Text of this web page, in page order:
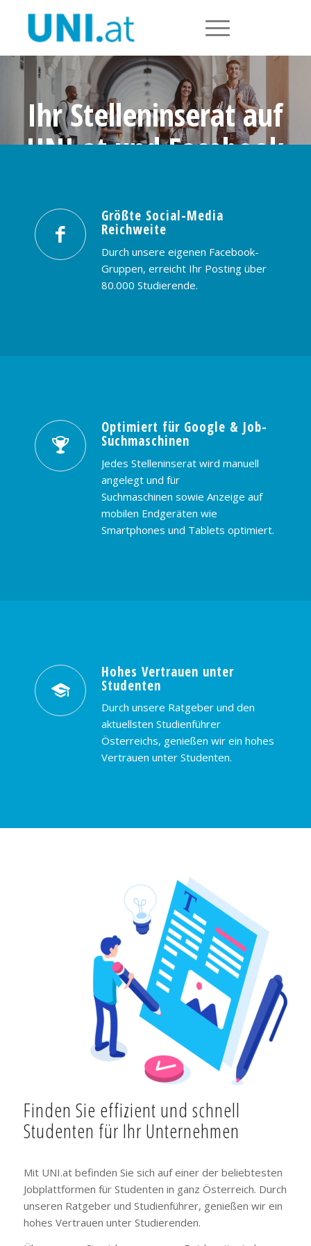
Ihr Stelleninserat auf
UNI.at und Facebook
PREISE & BUCHUNG KONTAKT
Größte Social-Media
Reichweite
Durch unsere eigenen Facebook-
Gruppen, erreicht Ihr Posting über
80.000 Studierende.
Optimiert für Google & Job-
Suchmaschinen
Jedes Stelleninserat wird manuell
angelegt und für
Suchmaschinen sowie Anzeige auf
mobilen Endgeräten wie
Smartphones und Tablets optimiert.
Hohes Vertrauen unter
Studenten
Durch unsere Ratgeber und den
aktuellsten Studienführer
Österreichs, genießen wir ein hohes
Vertrauen unter Studenten.
Finden Sie effizient und schnell
Studenten für Ihr Unternehmen
Mit UNI.at befinden Sie sich auf einer der beliebtesten
Jobplattformen für Studenten in ganz Österreich. Durch
unseren Ratgeber und Studienführer, genießen wir ein
hohes Vertrauen unter Studierenden.